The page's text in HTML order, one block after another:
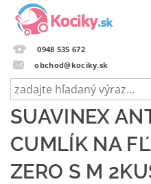
0948 535 672
obchod@kociky.sk
SUAVINEX
CUMLÍK NA
ZERO S M